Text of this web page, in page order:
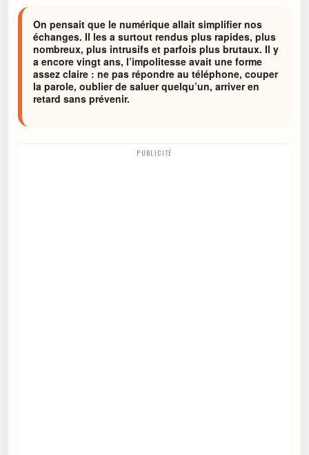
On pensait que le numérique allait simplifier nos
échanges. Il les a surtout rendus plus rapides, plus
nombreux, plus intrusifs et parfois plus brutaux. Il y
a encore vingt ans, l’impolitesse avait une forme
assez claire : ne pas répondre au téléphone, couper
la parole, oublier de saluer quelqu’un, arriver en
retard sans prévenir.
PUBLICITÉ